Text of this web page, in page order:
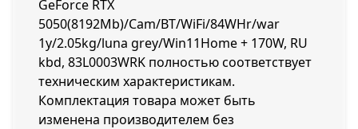
GeForce RTX
5050(8192Mb)/Cam/BT/WiFi/84WHr/war
1y/2.05kg/luna grey/Win11Home + 170W, RU
kbd, 83L0003WRK полностью соответствует
техническим характеристикам.
Комплектация товара может быть
изменена производителем без